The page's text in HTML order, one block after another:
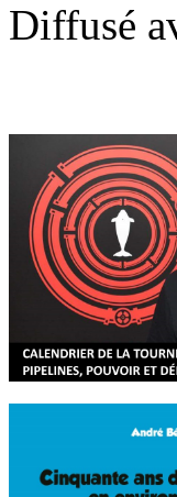
Diffusé